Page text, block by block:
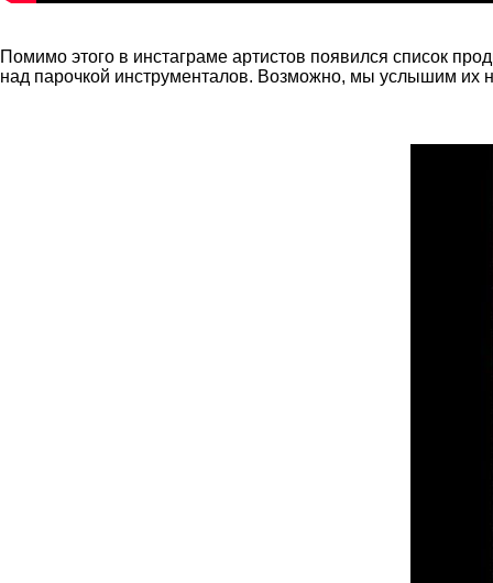
Помимо этого в инстаграме артистов появился список
над парочкой инструменталов. Возможно, мы услышим их